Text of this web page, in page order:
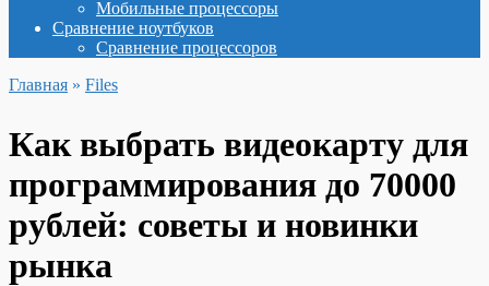
Мобильные процессоры
Сравнение ноутбуков
Сравнение процессоров
Главная » Files
Как выбрать видеокарту для
программирования до 70000
рублей: советы и новинки
рынка